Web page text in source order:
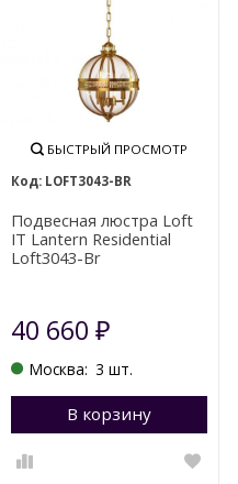
Перейти в корзину
БЫСТРЫЙ ПРОСМОТР
LOFT3043-BR
Подвесная люстра Loft
IT Lantern Residential
Loft3043-Br
40 660 ₽
Москва: 3 шт.
В корзину